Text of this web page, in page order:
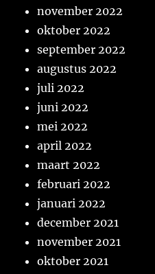
november 2022
oktober 2022
september 2022
augustus 2022
juli 2022
juni 2022
mei 2022
april 2022
maart 2022
februari 2022
januari 2022
december 2021
november 2021
oktober 2021